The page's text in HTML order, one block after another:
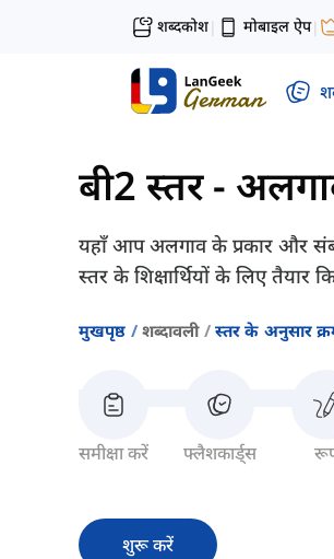
शब्दकोश| मोबाइल ऐप|
बी2 स्तर-
यहाँ आप अलगाव के प्रकार और
स्तर के शिक्षार्थियों के लिए तैयार
मुखपृष्ठ शब्दावली स्तर के अनुसार
समीक्षा करें फ्लैशकार्ड्स
शुरू करें